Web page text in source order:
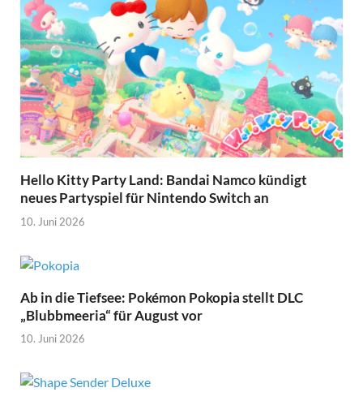
Hello Kitty Party Land: Bandai Namco kündigt
neues Partyspiel für Nintendo Switch an
10. Juni 2026
Ab in die Tiefsee: Pokémon Pokopia stellt DLC
„Blubbmeeria“ für August vor
10. Juni 2026